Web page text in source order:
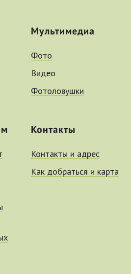
Мультимедиа
Фото
Видео
Фотоловушки
Контакты
Контакты и адрес
Как добраться и карта